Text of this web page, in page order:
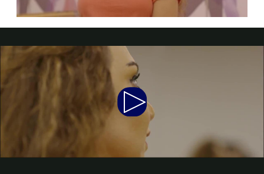
البحرين
سلطنة
طلب سعر
البحث عن الوكيل
خطة الخدمات الممتدة
الخدمات السريعة
خطة الخدمات الممتدة
القسائم والخصومات الخاصة بالصيانة
خدمات فورد
Play
Video